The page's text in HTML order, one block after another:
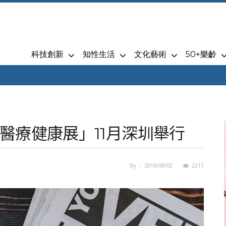
科技創新 知性生活 文化藝術 50+樂齡
療健康展」11月深圳舉行
By - 2019/08/02 2211